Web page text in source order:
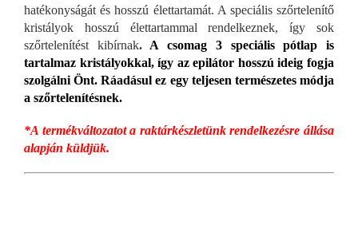
hatékonyságát és hosszú élettartamát. A speciális szőrtelenítő
kristályok hosszú élettartammal rendelkeznek, így sok
szőrtelenítést kibírnak. A csomag 3 speciális pótlap is
tartalmaz kristályokkal, így az epilátor hosszú ideig fogja
szolgálni Önt. Ráadásul ez egy teljesen természetes módja
a szőrtelenítésnek.
*A termékváltozatot a raktárkészletünk rendelkezésre állása
alapján küldjük.